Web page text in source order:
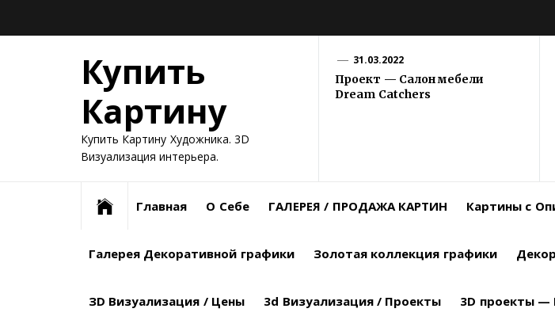
КАРТИНЫ
ДЕКОРАТИВНОЙ
ГРАФИКИ
КАРТИН
МАСЛОМ
КОЛЛЕКЦИЯ
ГРАФИКИ
ВИЗУАЛИЗАЦИЯ
/
РАСЦЕНКИ
ВИЗУАЛИЗАЦИЯ
ИНТЕРЬЕРА
ЭКСТЕРЬЕРОВ
ПРЕДМЕТОВ
/
Купить
Картину
Купить Картину Художника. 3D
Визуализация интерьера.
31.03.2022
Проект — Салон мебели
Dream Catchers
Главная О Себе ГАЛЕРЕЯ / ПРОДАЖА КАРТИН Картины с
Галерея Декоративной графики Золотая коллекция графики
ЗD Визуализация / Цены 3d Визуализация / Проекты 3D проекты —